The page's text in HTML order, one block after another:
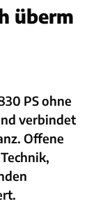
überm
PS ohne
verbindet
Offene